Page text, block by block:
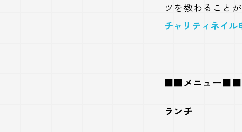
ツを教わることが
チャリティネイル
■■メニュー■■
ランチ